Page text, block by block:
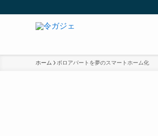
ホーム ボロアパートを夢のスマートホーム化